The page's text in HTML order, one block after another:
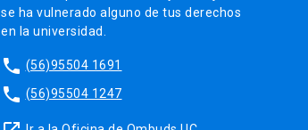
se ha vulnerado alguno de tus derechos
en la universidad.
phone (56)95504 1691
phone (56)95504 1247